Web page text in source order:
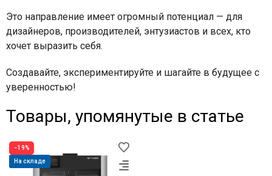
Это направление имеет огромный потенциал — для
дизайнеров, производителей, энтузиастов и всех, кто
хочет выразить себя.
Создавайте, экспериментируйте и шагайте в будущее с
уверенностью!
Товары, упомянутые в статье
−19%
На складе